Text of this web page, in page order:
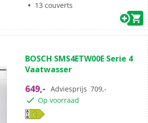
13 couverts
BOSCH SMS4ETW00E Serie 4
Vaatwasser
649,- Adviesprijs 709,-
Op voorraad